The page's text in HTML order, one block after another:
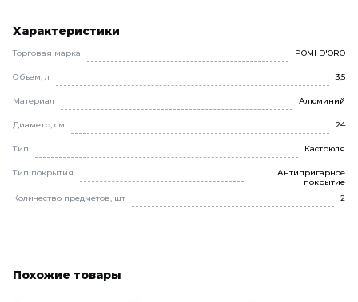
Характеристики
Торговая марка POMI D'ORO
Объем, л 3,5
Материал Алюминий
Диаметр, см 24
Тип Кастрюля
Тип покрытия
Антипригарное
покрытие
Количество предметов, шт
2
Похожие товары